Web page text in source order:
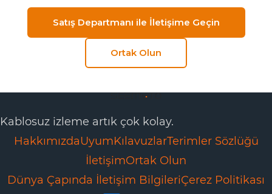
Satış Departmanı ile İletişime Geçin
Ortak Olun
Kablosuz izleme artık çok kolay.
HakkımızdaUyumKılavuzlarTerimler Sözlüğü
İletişimOrtak Olun
Dünya Çapında İletişim BilgileriÇerez Politikası